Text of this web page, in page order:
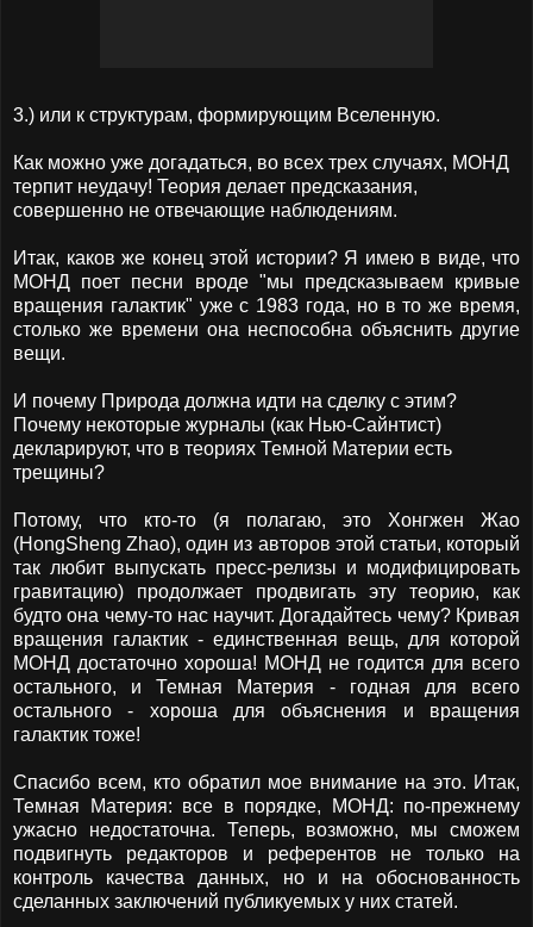
3.) или к структурам, формирующим Вселенную.
Как можно уже догадаться, во всех трех случаях, МОНД
терпит неудачу! Теория делает предсказания,
совершенно не отвечающие наблюдениям.
Итак, каков же конец этой истории? Я имею в виде, что
МОНД поет песни вроде "мы предсказываем кривые
вращения галактик" уже с 1983 года, но в то же время,
столько же времени она неспособна объяснить другие
вещи.
И почему Природа должна идти на сделку с этим?
Почему некоторые журналы (как Нью-Сайнтист)
декларируют, что в теориях Темной Материи есть
трещины?
Потому, что кто-то (я полагаю, это Хонгжен Жао
(HongSheng Zhao), один из авторов этой статьи, который
так любит выпускать пресс-релизы и модифицировать
гравитацию) продолжает продвигать эту теорию, как
будто она чему-то нас научит. Догадайтесь чему? Кривая
вращения галактик - единственная вещь, для которой
МОНД достаточно хороша! МОНД не годится для всего
остального, и Темная Материя - годная для всего
остального - хороша для объяснения и вращения
галактик тоже!
Спасибо всем, кто обратил мое внимание на это. Итак,
Темная Материя: все в порядке, МОНД: по-прежнему
ужасно недостаточна. Теперь, возможно, мы сможем
подвигнуть редакторов и референтов не только на
контроль качества данных, но и на обоснованность
сделанных заключений публикуемых у них статей.